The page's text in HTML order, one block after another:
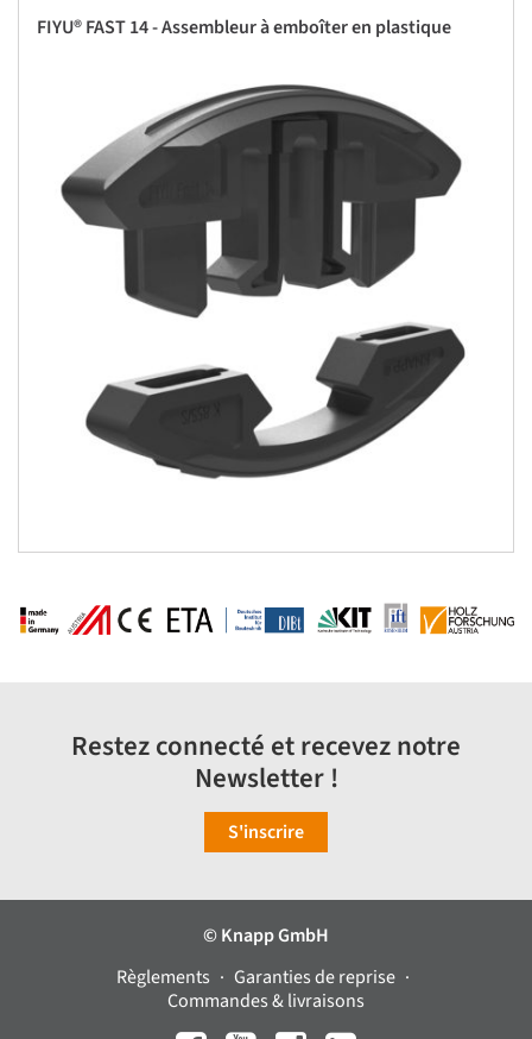
FIYU® FAST 14 - Assembleur à emboîter en plastique
Restez connecté et recevez notre
Newsletter !
S'inscrire
© Knapp GmbH
Règlements
Garanties de reprise
Commandes & livraisons